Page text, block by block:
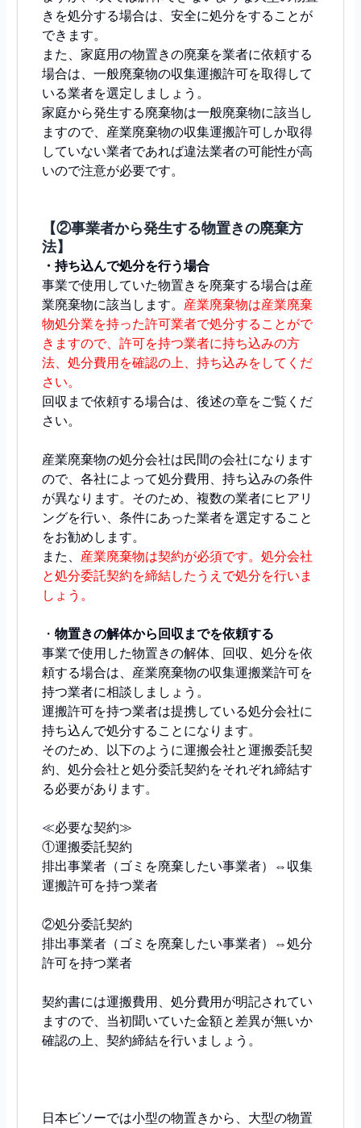
きを処分する場合は、安全に処分をすることが
できます。
また、家庭用の物置きの廃棄を業者に依頼する
場合は、一般廃棄物の収集運搬許可を取得して
いる業者を選定しましょう。
家庭から発生する廃棄物は一般廃棄物に該当し
ますので、産業廃棄物の収集運搬許可しか取得
していない業者であれば違法業者の可能性が高
いので注意が必要です。
【②事業者から発生する物置きの廃棄方
法】
・持ち込んで処分を行う場合
事業で使用していた物置きを廃棄する場合は産
業廃棄物に該当します。 産業廃棄物は産業廃棄
物処分業を持った許可業者で処分することがで
きますので、許可を持つ業者に持ち込みの方
法、処分費用を確認の上、持ち込みをしてくだ
さい。
回収まで依頼する場合は、後述の章をご覧くだ
さい。
産業廃棄物の処分会社は民間の会社になります
ので、各社によって処分費用、持ち込みの条件
が異なります。そのため、複数の業者にヒアリ
ングを行い、条件にあった業者を選定すること
をお勧めします。
また、 産業廃棄物は契約が必須です。処分会社
と処分委託契約を締結したうえで処分を行いま
しょう。
・ 物置きの解体から回収までを依頼する
事業で使用した物置きの解体、回収、処分を依
頼する場合は、産業廃棄物の収集運搬業許可を
持つ業者に相談しましょう。
運搬許可を持つ業者は提携している処分会社に
持ち込んで処分することになります。
そのため、以下のように運搬会社と運搬委託契
約、処分会社と処分委託契約をそれぞれ締結す
る必要があります。
≪必要な契約≫
①運搬委託契約
排出事業者（ゴミを廃棄したい事業者）⇔収集
運搬許可を持つ業者
②処分委託契約
排出事業者（ゴミを廃棄したい事業者）⇔処分
許可を持つ業者
契約書には運搬費用、処分費用が明記されてい
ますので、当初聞いていた金額と差異が無いか
確認の上、契約締結を行いましょう。
日本ビソーでは小型の物置きから、大型の物置